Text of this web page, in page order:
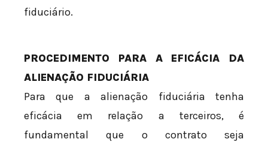
fiduciário.
PROCEDIMENTO PARA A EFICÁCIA DA
ALIENAÇÃO FIDUCIÁRIA
Para que a alienação fiduciária tenha
eficácia em relação a terceiros, é
fundamental que o contrato seja